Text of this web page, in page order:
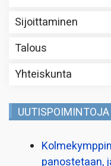
Sijoittaminen
Talous
Yhteiskunta
UUTISPOIMINTOJA
panostetaan,